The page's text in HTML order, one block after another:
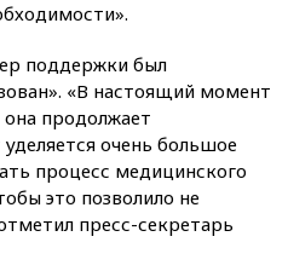
поддержки был
«В настоящий момент
продолжает
очень большое
процесс медицинского
это позволило не
пресс-секретарь